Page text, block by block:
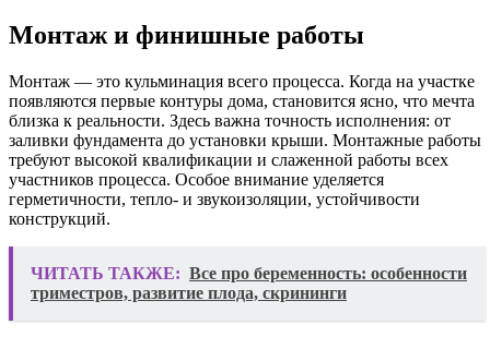
Монтаж и финишные работы
Монтаж — это кульминация всего процесса. Когда на участке
появляются первые контуры дома, становится ясно, что мечта
близка к реальности. Здесь важна точность исполнения: от
заливки фундамента до установки крыши. Монтажные работы
требуют высокой квалификации и слаженной работы всех
участников процесса. Особое внимание уделяется
герметичности, тепло- и звукоизоляции, устойчивости
конструкций.
ЧИТАТЬ ТАКЖЕ: Все про беременность: особенности
триместров, развитие плода, скрининги